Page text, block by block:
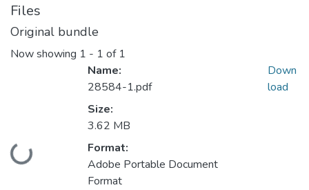
Files
Original bundle
Now showing 1 - 1 of 1
Loading...
Name:
28584-1.pdf
Size:
3.62 MB
Format:
Adobe Portable Document
Format
Down
load